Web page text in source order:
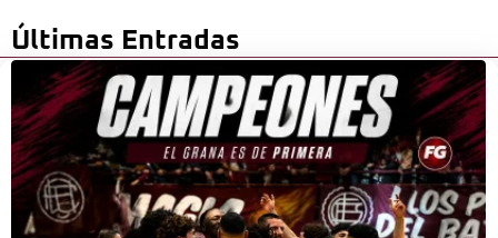
Últimas Entradas